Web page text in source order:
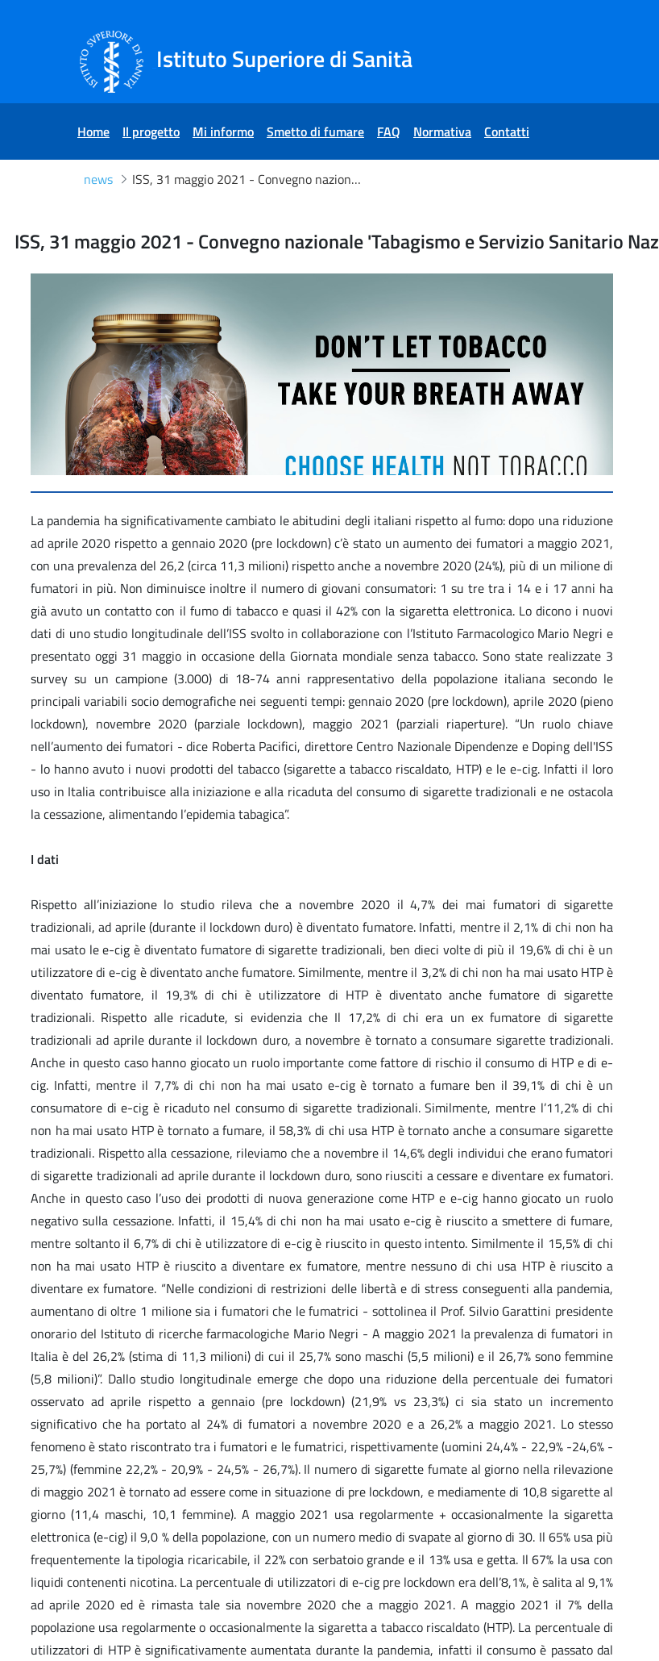
Istituto Superiore di Sanità
Home Il progetto Mi informo Smetto di fumare FAQ Normativa Contatti
news ISS, 31 maggio 2021 - Convegno nazionale 'Tabagismo e Servizio Sanitario Nazionale'
ISS, 31 maggio 2021 - Convegno nazionale
ISS, 31 maggio 2021 - Convegno nazionale 'Tabagismo e Servizio Sanitario
La pandemia ha significativamente cambiato le abitudini degli italiani rispetto al fumo: dopo una riduzione
ad aprile 2020 rispetto a gennaio 2020 (pre lockdown) c’è stato un aumento dei fumatori a maggio 2021,
con una prevalenza del 26,2 (circa 11,3 milioni) rispetto anche a novembre 2020 (24%), più di un milione di
fumatori in più. Non diminuisce inoltre il numero di giovani consumatori: 1 su tre tra i 14 e i 17 anni ha
già avuto un contatto con il fumo di tabacco e quasi il 42% con la sigaretta elettronica. Lo dicono i nuovi
dati di uno studio longitudinale dell’ISS svolto in collaborazione con l’Istituto Farmacologico Mario Negri e
presentato oggi 31 maggio in occasione della Giornata mondiale senza tabacco. Sono state realizzate 3
survey su un campione (3.000) di 18-74 anni rappresentativo della popolazione italiana secondo le
principali variabili socio demografiche nei seguenti tempi: gennaio 2020 (pre lockdown), aprile 2020 (pieno
lockdown), novembre 2020 (parziale lockdown), maggio 2021 (parziali riaperture). “Un ruolo chiave
nell’aumento dei fumatori - dice Roberta Pacifici, direttore Centro Nazionale Dipendenze e Doping dell'ISS
- lo hanno avuto i nuovi prodotti del tabacco (sigarette a tabacco riscaldato, HTP) e le e-cig. Infatti il loro
uso in Italia contribuisce alla iniziazione e alla ricaduta del consumo di sigarette tradizionali e ne ostacola
la cessazione, alimentando l’epidemia tabagica”.
I dati
Rispetto all’iniziazione lo studio rileva che a novembre 2020 il 4,7% dei mai fumatori di sigarette
tradizionali, ad aprile (durante il lockdown duro) è diventato fumatore. Infatti, mentre il 2,1% di chi non ha
mai usato le e-cig è diventato fumatore di sigarette tradizionali, ben dieci volte di più il 19,6% di chi è un
utilizzatore di e-cig è diventato anche fumatore. Similmente, mentre il 3,2% di chi non ha mai usato HTP è
diventato fumatore, il 19,3% di chi è utilizzatore di HTP è diventato anche fumatore di sigarette
tradizionali. Rispetto alle ricadute, si evidenzia che Il 17,2% di chi era un ex fumatore di sigarette
tradizionali ad aprile durante il lockdown duro, a novembre è tornato a consumare sigarette tradizionali.
Anche in questo caso hanno giocato un ruolo importante come fattore di rischio il consumo di HTP e di e-
cig. Infatti, mentre il 7,7% di chi non ha mai usato e-cig è tornato a fumare ben il 39,1% di chi è un
consumatore di e-cig è ricaduto nel consumo di sigarette tradizionali. Similmente, mentre l’11,2% di chi
non ha mai usato HTP è tornato a fumare, il 58,3% di chi usa HTP è tornato anche a consumare sigarette
tradizionali. Rispetto alla cessazione, rileviamo che a novembre il 14,6% degli individui che erano fumatori
di sigarette tradizionali ad aprile durante il lockdown duro, sono riusciti a cessare e diventare ex fumatori.
Anche in questo caso l’uso dei prodotti di nuova generazione come HTP e e-cig hanno giocato un ruolo
negativo sulla cessazione. Infatti, il 15,4% di chi non ha mai usato e-cig è riuscito a smettere di fumare,
mentre soltanto il 6,7% di chi è utilizzatore di e-cig è riuscito in questo intento. Similmente il 15,5% di chi
non ha mai usato HTP è riuscito a diventare ex fumatore, mentre nessuno di chi usa HTP è riuscito a
diventare ex fumatore. “Nelle condizioni di restrizioni delle libertà e di stress conseguenti alla pandemia,
aumentano di oltre 1 milione sia i fumatori che le fumatrici - sottolinea il Prof. Silvio Garattini presidente
onorario del Istituto di ricerche farmacologiche Mario Negri - A maggio 2021 la prevalenza di fumatori in
Italia è del 26,2% (stima di 11,3 milioni) di cui il 25,7% sono maschi (5,5 milioni) e il 26,7% sono femmine
(5,8 milioni)”. Dallo studio longitudinale emerge che dopo una riduzione della percentuale dei fumatori
osservato ad aprile rispetto a gennaio (pre lockdown) (21,9% vs 23,3%) ci sia stato un incremento
significativo che ha portato al 24% di fumatori a novembre 2020 e a 26,2% a maggio 2021. Lo stesso
fenomeno è stato riscontrato tra i fumatori e le fumatrici, rispettivamente (uomini 24,4% - 22,9% -24,6% -
25,7%) (femmine 22,2% - 20,9% - 24,5% - 26,7%). Il numero di sigarette fumate al giorno nella rilevazione
di maggio 2021 è tornato ad essere come in situazione di pre lockdown, e mediamente di 10,8 sigarette al
giorno (11,4 maschi, 10,1 femmine). A maggio 2021 usa regolarmente + occasionalmente la sigaretta
elettronica (e-cig) il 9,0 % della popolazione, con un numero medio di svapate al giorno di 30. Il 65% usa più
frequentemente la tipologia ricaricabile, il 22% con serbatoio grande e il 13% usa e getta. Il 67% la usa con
liquidi contenenti nicotina. La percentuale di utilizzatori di e-cig pre lockdown era dell’8,1%, è salita al 9,1%
ad aprile 2020 ed è rimasta tale sia novembre 2020 che a maggio 2021. A maggio 2021 il 7% della
popolazione usa regolarmente o occasionalmente la sigaretta a tabacco riscaldato (HTP). La percentuale di
utilizzatori di HTP è significativamente aumentata durante la pandemia, infatti il consumo è passato dal